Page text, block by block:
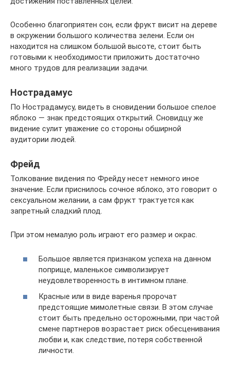
Особенно благоприятен сон, если фрукт висит на дереве
в окружении большого количества зелени. Если он
находится на слишком большой высоте, стоит быть
готовыми к необходимости приложить достаточно
много трудов для реализации задачи.
Нострадамус
По Нострадамусу, видеть в сновидении большое спелое
яблоко — знак предстоящих открытий. Сновидцу же
видение сулит уважение со стороны обширной
аудитории людей.
Фрейд
Толкование видения по Фрейду несет немного иное
значение. Если приснилось сочное яблоко, это говорит о
сексуальном желании, а сам фрукт трактуется как
запретный сладкий плод.
При этом немалую роль играют его размер и окрас.
Большое является признаком успеха на данном
поприще, маленькое символизирует
неудовлетворенность в интимном плане.
Красные или в виде варенья пророчат
предстоящие мимолетные связи. В этом случае
стоит быть предельно осторожными, при частой
смене партнеров возрастает риск обесценивания
любви и, как следствие, потеря собственной
личности.